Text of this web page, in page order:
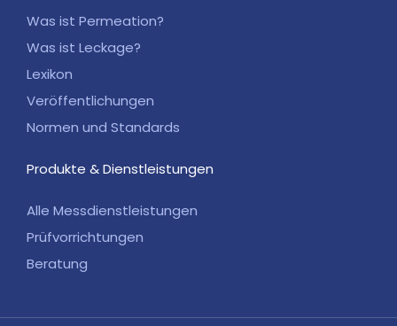
Was ist Permeation?
Was ist Leckage?
Lexikon
Veröffentlichungen
Normen und Standards
Produkte & Dienstleistungen
Alle Messdienstleistungen
Prüfvorrichtungen
Beratung